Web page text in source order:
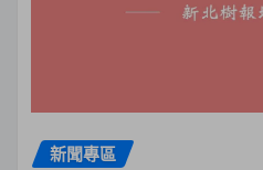
新聞專區